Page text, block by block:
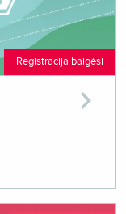
Registracija baigėsi